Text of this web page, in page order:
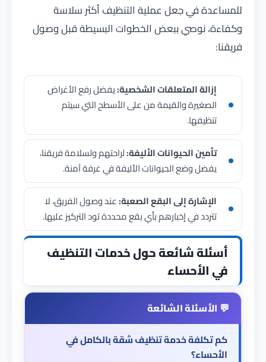
للمساعدة في جعل عملية التنظيف أكثر سلاسة
وكفاءة، نوصي ببعض الخطوات البسيطة قبل وصول
فريقنا:
إزالة المتعلقات الشخصية:يفضل رفع الأغراض
الصغيرة والقيمة من على الأسطح التي سيتم
تنظيفها.
تأمين الحيوانات الأليفة:لراحتهم ولسلامة فريقنا،
يفضل وضع الحيوانات الأليفة في غرفة آمنة.
الإشارة إلى البقع الصعبة:عند وصول الفريق، لا
تتردد في إخبارهم بأي بقع محددة تود التركيز عليها.
أسئلة شائعة حول خدمات التنظيف
في الأحساء
كم تكلفة خدمة تنظيف شقة بالكامل في
الأحساء؟